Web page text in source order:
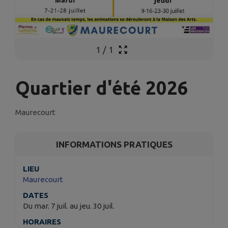
1 / 1
Quartier d'été 2026
Maurecourt
INFORMATIONS PRATIQUES
LIEU
Maurecourt
DATES
Du mar. 7 juil. au jeu. 30 juil.
HORAIRES